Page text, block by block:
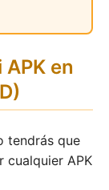
en
tendrás que
cualquier APK